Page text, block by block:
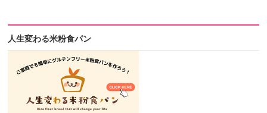
人生変わる米粉食パン